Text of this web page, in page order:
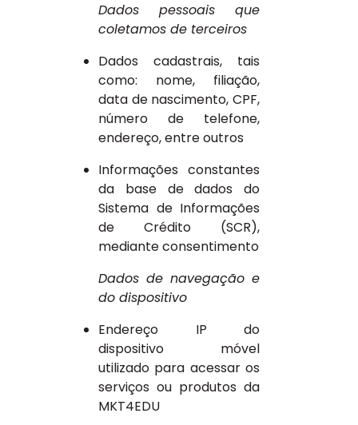
Dados pessoais que
coletamos de terceiros
Dados cadastrais, tais
como: nome, filiação,
data de nascimento, CPF,
número de telefone,
endereço, entre outros
Informações constantes
da base de dados do
Sistema de Informações
de Crédito (SCR),
mediante consentimento
Dados de navegação e
do dispositivo
Endereço IP do
dispositivo móvel
utilizado para acessar os
serviços ou produtos da
MKT4EDU